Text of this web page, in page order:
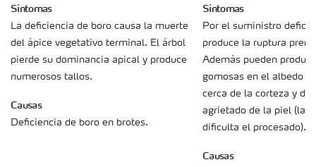
Síntomas
La deficiencia de boro causa la muerte
del ápice vegetativo terminal. El árbol
pierde su dominancia apical y produce
numerosos tallos.
Causas
Deficiencia de boro en brotes.
Síntomas
Por el suministro
produce la ruptura
Además pueden
gomosas en el albedo y
cerca de la corteza y
agrietado de la piel (la
dificulta el procesado).
Causas